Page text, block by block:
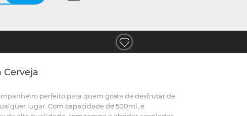
Cerveja
perfeito para quem gosta de desfrutar de
lugar. Com capacidade de 500ml, é